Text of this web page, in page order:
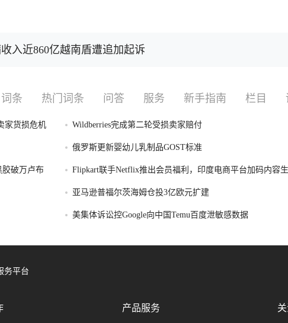
入近860亿越南盾遭追加起诉
词条 热门词条 问答 服务 新手指南 栏目
家货损危机 Wildberries完成第二轮受损卖家赔付
俄罗斯更新婴幼儿乳制品GOST标准
胶破万卢布 Flipkart联手Netflix推出会员福利，印度电商平台加码内容
亚马逊普福尔茨海姆仓投3亿欧元扩建
美集体诉讼控Google向中国Temu百度泄敏感数据
务平台
产品服务